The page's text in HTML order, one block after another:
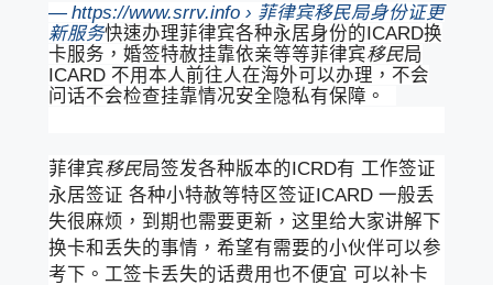
https://www.srrv.info › 菲律宾移民局身份证更
新服务快速办理菲律宾各种永居身份的ICARD换
卡服务，婚签特赦挂靠依亲等等菲律宾移民局
ICARD 不用本人前往人在海外可以办理，不会
问话不会检查挂靠情况安全隐私有保障。
菲律宾移民局签发各种版本的ICRD有 工作签证
永居签证 各种小特赦等特区签证ICARD 一般丢
失很麻烦，到期也需要更新，这里给大家讲解下
换卡和丢失的事情，希望有需要的小伙伴可以参
考下。工签卡丢失的话费用也不便宜 可以补卡